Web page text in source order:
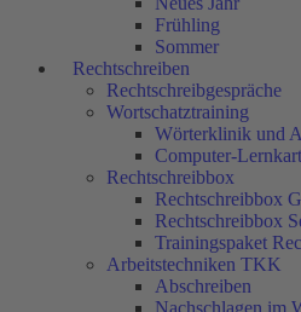
Frühling
Sommer
Rechtschreiben
Rechtschreibgespräche
Wortschatztraining
Wörterklinik und
Computer-
Rechtschreibbox
Rechtschreibbox
Rechtschreibbox
Trainingspaket
Arbeitstechniken TKK
Abschreiben
Nachschlagen im